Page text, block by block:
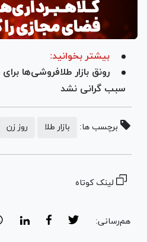
بیشتر بخوانید:
رونق بازار طلافروشی‌ها
سبب گرانی نشد
برچسب ها: بازار طلا روز زن
لینک کوتاه
هم‌رسانی: